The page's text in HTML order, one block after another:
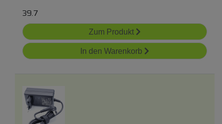
39.7
Zum Produkt
In den Warenkorb